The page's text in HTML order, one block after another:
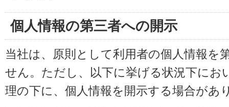
個人情報の第三者への開示
当社は、原則として利用者の個人情報を
せん。ただし、以下に挙げる状況下にお
理の下に、個人情報を開示する場合があ